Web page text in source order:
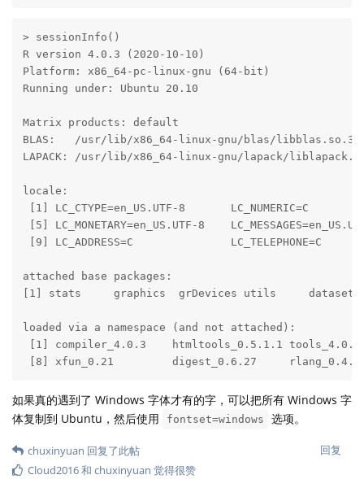
> sessionInfo()
R version 4.0.3 (2020-10-10)
Platform: x86_64-pc-linux-gnu (64-bit)
Running under: Ubuntu 20.10
Matrix products: default
BLAS:   /usr/lib/x86_64-linux-gnu/blas/
LAPACK: /usr/lib/x86_64-linux-gnu/lapack/
locale:
[1] LC_CTYPE=en_US.UTF-8       LC_NUMERIC=C
[5] LC_MONETARY=en_US.UTF-8
[9] LC_ADDRESS=C               LC_TELEPHONE=C
attached base packages:
[1] stats     graphics  grDevices utils
loaded via a namespace (and not attached):
[1] compiler_4.0.3    htmltools_0.5.1.1
[8] xfun_0.21         digest_0.6.27
如果真的遇到了 Windows 字体才有的字，可以把所有 Windows 字
体复制到 Ubuntu，然后使用
fontset=windows 选项。
回复
chuxinyuan 回复了此帖
Cloud2016和 chuxinyuan 觉得很赞